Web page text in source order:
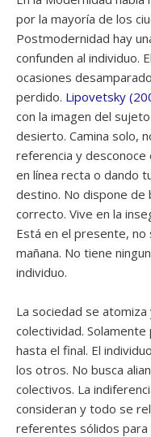
por la mayoría de los
Postmodernidad hay
confunden al individuo.
ocasiones
perdido. Lipovetsky
con la imagen del
desierto. Camina solo,
referencia y desconoce
en línea recta o dando
destino. No dispone de
correcto. Vive en la
Está en el presente,
mañana. No tiene
individuo.
La sociedad se
colectividad.
hasta el final. El
los otros. No busca
colectivos. La
consideran y todo se
referentes sólidos